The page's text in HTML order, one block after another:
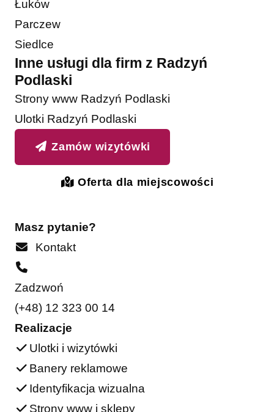
Łuków
Parczew
Siedlce
Inne usługi dla firm z Radzyń
Podlaski
Strony www Radzyń Podlaski
Ulotki Radzyń Podlaski
Zamów wizytówki
Oferta dla miejscowości
Masz pytanie?
Kontakt
Zadzwoń
(+48) 12 323 00 14
Realizacje
Ulotki i wizytówki
Banery reklamowe
Identyfikacja wizualna
Strony www i sklepy